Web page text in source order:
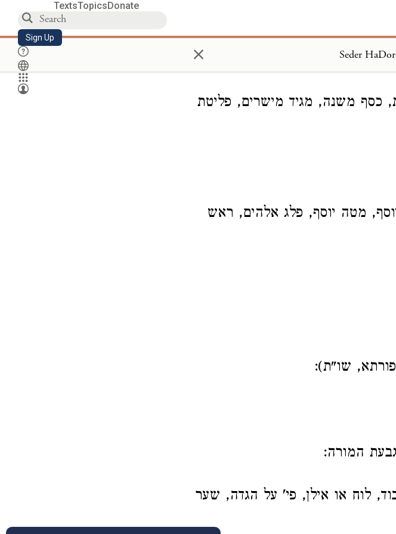
TextsTopicsDonate
Sign Up × Seder
כסף משנה, מגיד מישרים, פליטת
מטה יוסף, פלג אלהים, ראש
שו"ת):
המורה:
לוח או אילן, פי' על הגדה, שער